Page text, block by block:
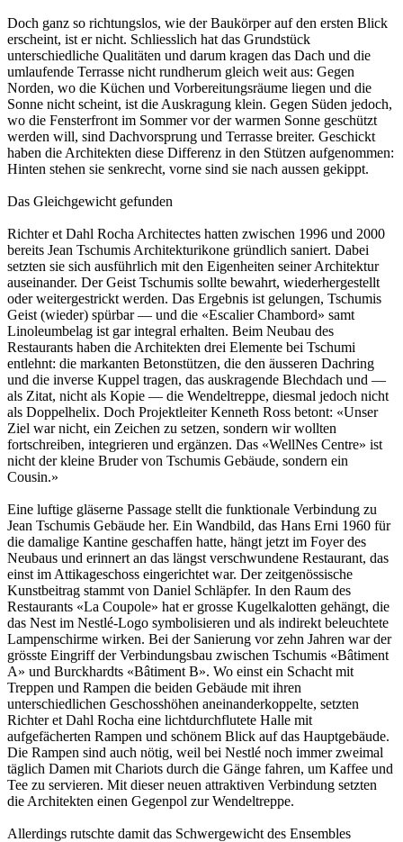
Doch ganz so richtungslos, wie der Baukörper auf den ersten Blick
erscheint, ist er nicht. Schliesslich hat das Grundstück
unterschiedliche Qualitäten und darum kragen das Dach und die
umlaufende Terrasse nicht rundherum gleich weit aus: Gegen
Norden, wo die Küchen und Vorbereitungsräume liegen und die
Sonne nicht scheint, ist die Auskragung klein. Gegen Süden jedoch,
wo die Fensterfront im Sommer vor der warmen Sonne geschützt
werden will, sind Dachvorsprung und Terrasse breiter. Geschickt
haben die Architekten diese Differenz in den Stützen aufgenommen:
Hinten stehen sie senkrecht, vorne sind sie nach aussen gekippt.
Das Gleichgewicht gefunden
Richter et Dahl Rocha Architectes hatten zwischen 1996 und 2000
bereits Jean Tschumis Architekturikone gründlich saniert. Dabei
setzten sie sich ausführlich mit den Eigenheiten seiner Architektur
auseinander. Der Geist Tschumis sollte bewahrt, wiederhergestellt
oder weitergestrickt werden. Das Ergebnis ist gelungen, Tschumis
Geist (wieder) spürbar — und die «Escalier Chambord» samt
Linoleumbelag ist gar integral erhalten. Beim Neubau des
Restaurants haben die Architekten drei Elemente bei Tschumi
entlehnt: die markanten Betonstützen, die den äusseren Dachring
und die inverse Kuppel tragen, das auskragende Blechdach und —
als Zitat, nicht als Kopie — die Wendeltreppe, diesmal jedoch nicht
als Doppelhelix. Doch Projektleiter Kenneth Ross betont: «Unser
Ziel war nicht, ein Zeichen zu setzen, sondern wir wollten
fortschreiben, integrieren und ergänzen. Das «WellNes Centre» ist
nicht der kleine Bruder von Tschumis Gebäude, sondern ein
Cousin.»
Eine luftige gläserne Passage stellt die funktionale Verbindung zu
Jean Tschumis Gebäude her. Ein Wandbild, das Hans Erni 1960 für
die damalige Kantine geschaffen hatte, hängt jetzt im Foyer des
Neubaus und erinnert an das längst verschwundene Restaurant, das
einst im Attikageschoss eingerichtet war. Der zeitgenössische
Kunstbeitrag stammt von Daniel Schläpfer. In den Raum des
Restaurants «La Coupole» hat er grosse Kugelkalotten gehängt, die
das Nest im Nestlé-Logo symbolisieren und als indirekt beleuchtete
Lampenschirme wirken. Bei der Sanierung vor zehn Jahren war der
grösste Eingriff der Verbindungsbau zwischen Tschumis «Bâtiment
A» und Burckhardts «Bâtiment B». Wo einst ein Schacht mit
Treppen und Rampen die beiden Gebäude mit ihren
unterschiedlichen Geschosshöhen aneinanderkoppelte, setzten
Richter et Dahl Rocha eine lichtdurchflutete Halle mit
aufgefächerten Rampen und schönem Blick auf das Hauptgebäude.
Die Rampen sind auch nötig, weil bei Nestlé noch immer zweimal
täglich Damen mit Chariots durch die Gänge fahren, um Kaffee und
Tee zu servieren. Mit dieser neuen attraktiven Verbindung setzten
die Architekten einen Gegenpol zur Wendeltreppe.
Allerdings rutschte damit das Schwergewicht des Ensembles